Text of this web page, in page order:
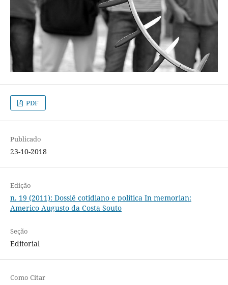
PDF
Publicado
23-10-2018
Edição
n. 19 (2011): Dossiê cotidiano e política In memorian:
Americo Augusto da Costa Souto
Seção
Editorial
Como Citar